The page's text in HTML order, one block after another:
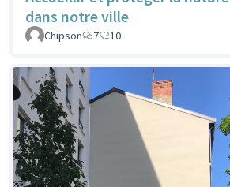
dans notre ville
Chipson
7 10